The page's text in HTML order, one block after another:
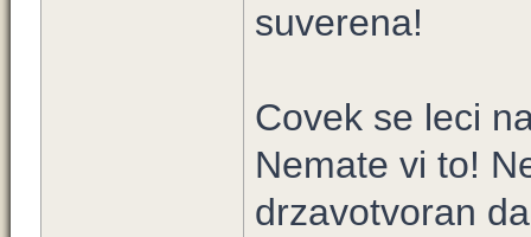
suverena!
Covek se leci
Nemate vi to!
drzavotvoran